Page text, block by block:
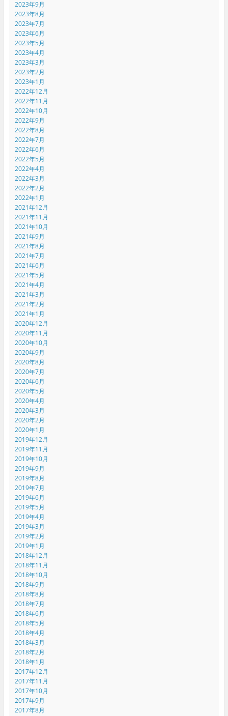
2023年9月
2023年8月
2023年7月
2023年6月
2023年5月
2023年4月
2023年3月
2023年2月
2023年1月
2022年12月
2022年11月
2022年10月
2022年9月
2022年8月
2022年7月
2022年6月
2022年5月
2022年4月
2022年3月
2022年2月
2022年1月
2021年12月
2021年11月
2021年10月
2021年9月
2021年8月
2021年7月
2021年6月
2021年5月
2021年4月
2021年3月
2021年2月
2021年1月
2020年12月
2020年11月
2020年10月
2020年9月
2020年8月
2020年7月
2020年6月
2020年5月
2020年4月
2020年3月
2020年2月
2020年1月
2019年12月
2019年11月
2019年10月
2019年9月
2019年8月
2019年7月
2019年6月
2019年5月
2019年4月
2019年3月
2019年2月
2019年1月
2018年12月
2018年11月
2018年10月
2018年9月
2018年8月
2018年7月
2018年6月
2018年5月
2018年4月
2018年3月
2018年2月
2018年1月
2017年12月
2017年11月
2017年10月
2017年9月
2017年8月